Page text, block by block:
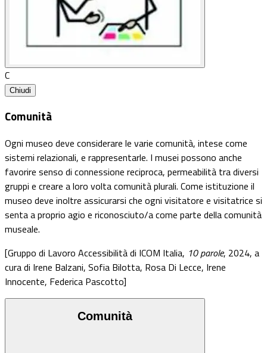
C
Chiudi
Comunità
Ogni museo deve considerare le varie comunità, intese come
sistemi relazionali, e rappresentarle. I musei possono anche
favorire senso di connessione reciproca, permeabilità tra diversi
gruppi e creare a loro volta comunità plurali. Come istituzione il
museo deve inoltre assicurarsi che ogni visitatore e visitatrice si
senta a proprio agio e riconosciuto/a come parte della comunità
museale.
[Gruppo di Lavoro Accessibilità di ICOM Italia, 10 parole, 2024, a
cura di Irene Balzani, Sofia Bilotta, Rosa Di Lecce, Irene
Innocente, Federica Pascotto]
Comunità